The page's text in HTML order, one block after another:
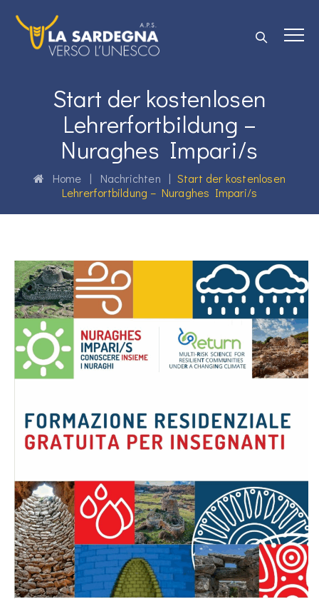
Start der kostenlosen
Lehrerfortbildung –
Nuraghes Impari/s
Home | Nachrichten | Start der kostenlosen
Lehrerfortbildung – Nuraghes Impari/s